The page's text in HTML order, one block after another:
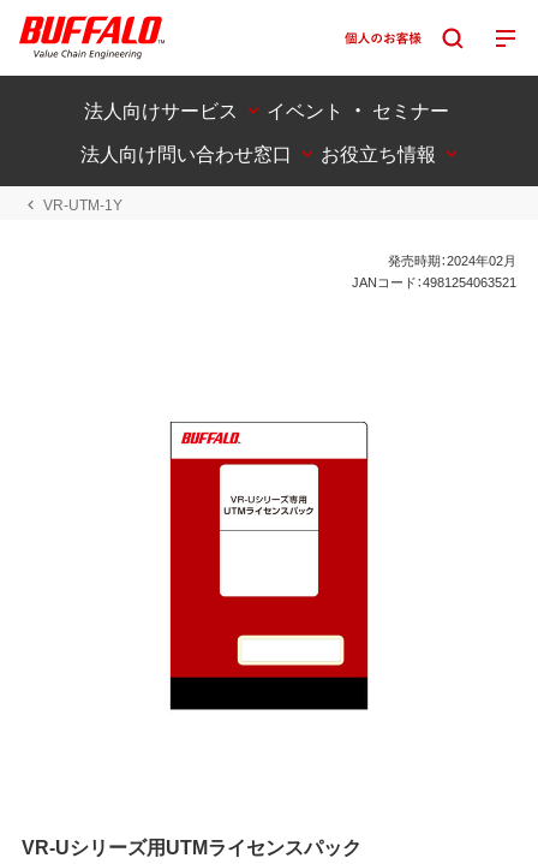
法人向けサービス
イベント ・ セミナー
法人向け問い合わせ窓口
お役立ち情報
VR-UTM-1Y
発売時期：2024年02月
JANコード：4981254063521
VR-Uシリーズ用UTMライセンスパック